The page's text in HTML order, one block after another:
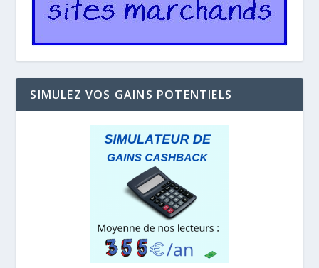
SIMULEZ VOS GAINS POTENTIELS